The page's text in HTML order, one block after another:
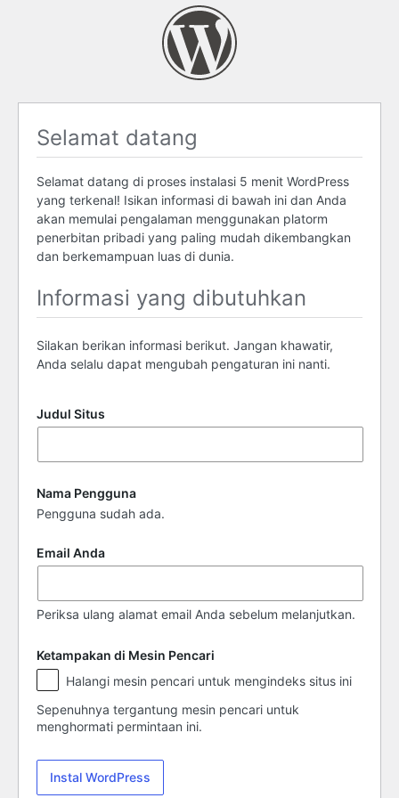
Selamat datang
Selamat datang di proses instalasi 5 menit WordPress
yang terkenal! Isikan informasi di bawah ini dan Anda
akan memulai pengalaman menggunakan platorm
penerbitan pribadi yang paling mudah dikembangkan
dan berkemampuan luas di dunia.
Informasi yang dibutuhkan
Silakan berikan informasi berikut. Jangan khawatir,
Anda selalu dapat mengubah pengaturan ini nanti.
Judul Situs
Nama Pengguna
Pengguna sudah ada.
Email Anda
Periksa ulang alamat email Anda sebelum melanjutkan.
Ketampakan di Mesin Pencari
Ketampakan
di
Mesin
Pencari
Halangi mesin pencari untuk mengindeks situs ini
Sepenuhnya tergantung mesin pencari untuk
menghormati permintaan ini.